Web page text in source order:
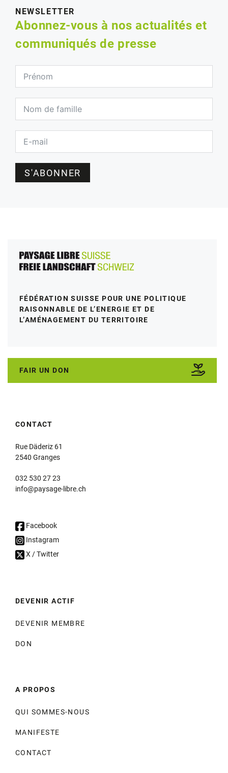
NEWSLETTER
Abonnez-vous à nos actualités et
communiqués de presse
S'ABONNER
FÉDÉRATION SUISSE POUR UNE POLITIQUE
RAISONNABLE DE L’ENERGIE ET DE
L’AMÉNAGEMENT DU TERRITOIRE
FAIR UN DON
CONTACT
Rue Däderiz 61
2540 Granges
032 530 27 23
info@paysage-libre.ch
Facebook
Instagram
X / Twitter
DEVENIR ACTIF
DEVENIR MEMBRE
DON
A PROPOS
QUI SOMMES-NOUS
MANIFESTE
CONTACT